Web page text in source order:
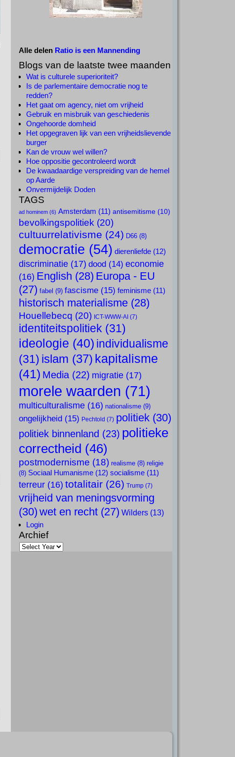
Alle delen Ratio is een Mannending
Blogs van de laatste twee maanden
Wat is culturele superioriteit?
Is de parlementaire democratie nog te
redden?
Het gaat om agency, niet om vrijheid
Gebruik en misbruik van geschiedenis
Ongehoorde domheid
Het opgegraven lijk van een vrijheidslievende
burger
Kan de vrouw wel willen?
Hoe oppositie gecontroleerd wordt
De kwaadaardige verspreiding van de hemel
op Aarde
Onvermijdelijk Doden
TAGS
ad hominem (6) Amsterdam (11) antisemitisme (10)
bevolkingspolitiek (20)
cultuurrelativisme (24) D66 (8)
democratie (54) dierenliefde (12)
discriminatie (17) dood (14) economie
(16) English (28) Europa - EU
(27) fabel (9) fascisme (15) feminisme (11)
historisch materialisme (28)
Houellebecq (20) ICT-WWW-AI (7)
identiteitspolitiek (31)
ideologie (40) individualisme
(31) islam (37) kapitalisme
(41) Media (22) migratie (17)
morele waarden (71)
multiculturalisme (16) nationalisme (9)
ongelijkheid (15) Pechtold (7) politiek (30)
politiek binnenland (23) politieke
correctheid (46)
postmodernisme (18) realisme (8) religie
(8) Sociaal Humanisme (12) socialisme (11)
terreur (16) totalitair (26) Trump (7)
vrijheid van meningsvorming
(30) wet en recht (27) Wilders (13)
Login
Archief